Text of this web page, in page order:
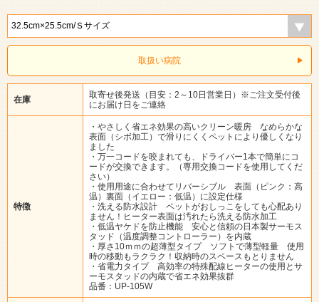
取扱い病院
在庫
取寄せ後発送（目安：2～10日営業日）※ご注文受付後
にお届け日をご連絡
特徴
・やさしく省エネ効果の高いクリーン暖房 なめらかな
表面（シボ加工）で滑りにくくペットにより優しくなり
ました
・万一コードを咬まれても、ドライバー1本で簡単にコ
ードが交換できます。（専用交換コードを使用してくだ
さい）
・使用用途に合わせてリバーシブル 表面（ピンク：高
温）裏面（イエロー：低温）に設定仕様
・洗える防水設計 ペットがおしっこをしても心配あり
ません！ヒーター表面は汚れたら洗える防水加工
・低温ヤケドを防止機能 安心と信頼の日本製サーモス
タッド（温度調整コントローラー）を内蔵
・厚さ10ｍｍの超薄型タイプ ソフトで薄型軽量 使用
時の移動もラクラク！収納時のスペースもとりません
・省電力タイプ 高効率の特殊配線ヒーターの使用とサ
ーモスタッドの内蔵で省エネ効果抜群
品番：UP-105W